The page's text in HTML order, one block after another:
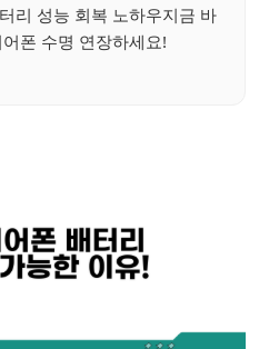
리 성능 회복 노하우지금 바
폰 수명 연장하세요!